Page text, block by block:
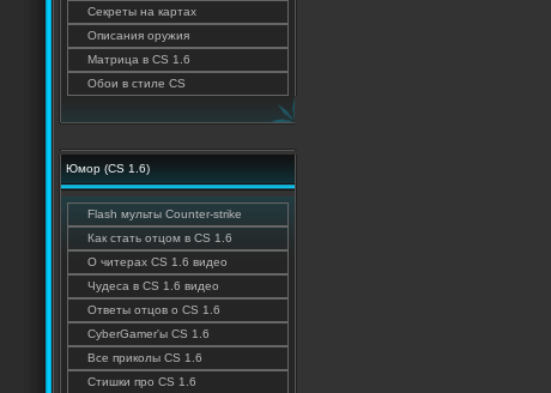
Секреты на картах
Описания оружия
Матрица в CS 1.6
Обои в стиле CS
Юмор (CS 1.6)
Flash мульты Counter-strike
Как стать отцом в CS 1.6
О читерах CS 1.6 видео
Чудеса в CS 1.6 видео
Ответы отцов о CS 1.6
CyberGamer'ы CS 1.6
Все приколы CS 1.6
Стишки про CS 1.6